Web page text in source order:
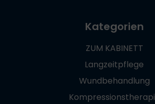
Kategorien
ZUM KABINETT
Langzeitpflege
Wundbehandlung